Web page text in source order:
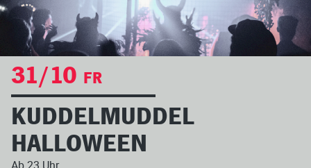
31/10 FR
KUDDELMUDDEL
HALLOWEEN